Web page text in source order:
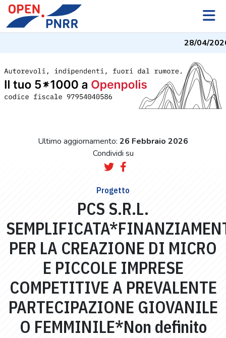
28/04/2026
Ultimo aggiornamento: 26 Febbraio 2026
Condividi su
Progetto
PCS S.R.L.
PER LA CREAZIONE DI MICRO
E PICCOLE IMPRESE
COMPETITIVE A PREVALENTE
PARTECIPAZIONE GIOVANILE
O FEMMINILE*Non definito